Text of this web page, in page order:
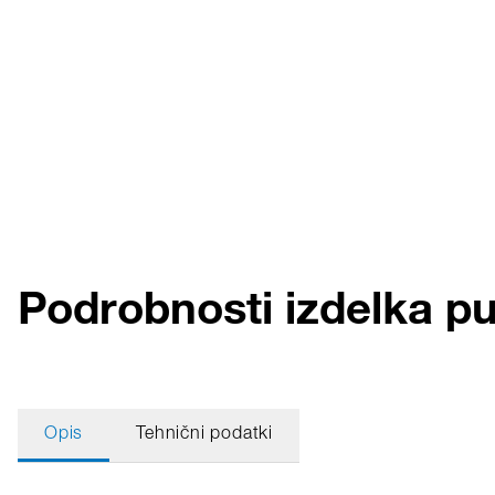
Podrobnosti izdelka
Opis Tehnični podatki